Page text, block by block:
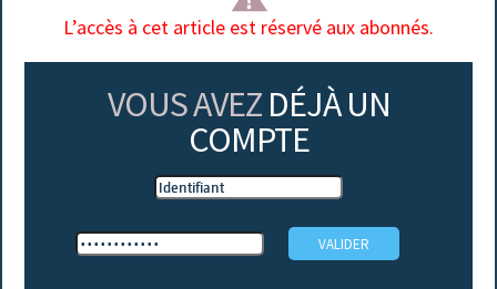
L’accès à cet article est réservé aux abonnés.
VOUS AVEZ DÉJÀ UN
COMPTE